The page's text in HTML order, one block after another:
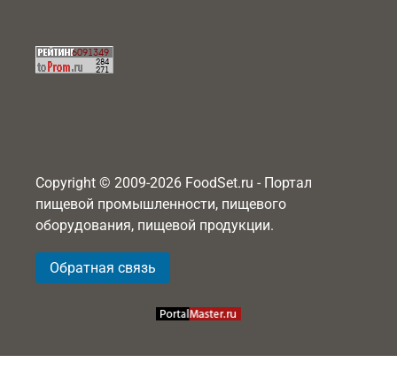
Copyright © 2009-2026 FoodSet.ru - Портал
пищевой промышленности, пищевого
оборудования, пищевой продукции.
Обратная связь